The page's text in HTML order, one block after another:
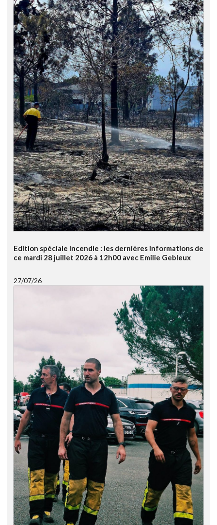
Edition spéciale Incendie : les dernières informations de
ce mardi 28 juillet 2026 à 12h00 avec Emilie Gebleux
27/07/26